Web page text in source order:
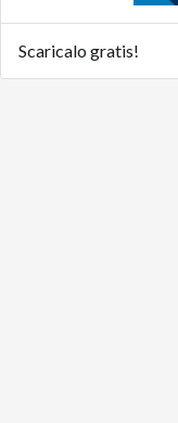
Scaricalo gratis!